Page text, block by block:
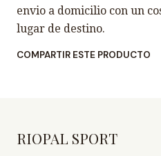
envio a domicilio con un
lugar de destino.
COMPARTIR ESTE PRODUCTO
RIOPAL SPORT